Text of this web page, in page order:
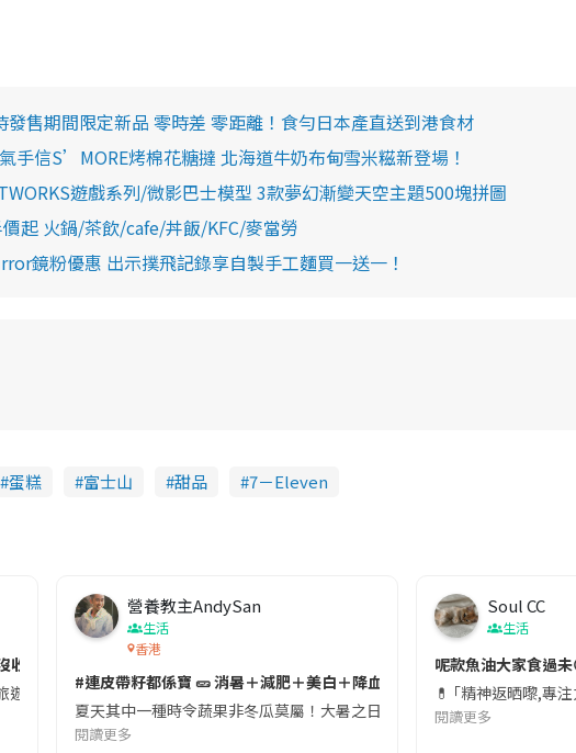
發售期間限定新品 零時差 零距離！食勻日本產直送到港食材
手信S’MORE烤棉花糖撻 北海道牛奶布甸雪米糍新登場！
遊戲系列/微影巴士模型 3款夢幻漸變天空主題500塊拼圖
起 火鍋/茶飲/cafe/丼飯/KFC/麥當勞
鏡粉優惠 出示撲飛記錄享自製手工麵買一送一！
蛋糕 富士山 甜品 7－Eleven
😱出發前切記檢查「1標示」🚨
遊的民眾，近期要特別留意隨身行李中的行動電源。一名旅客日前在機場安檢
營養教主AndySan
生活
香港
#連皮帶籽都係寶 🥒 消暑＋減肥＋美白＋降血脂
夏天其中一種時令蔬果非冬瓜莫屬！大暑之日，點都要飲碗冬瓜湯消暑
閱讀更多
Soul CC
生活
呢款魚油大家食過
💊 ｢精神返晒嚟,專
閱讀更多